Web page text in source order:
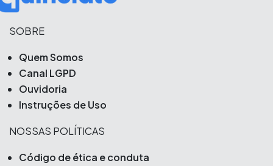
SOBRE
Quem Somos
Canal LGPD
Ouvidoria
Instruções de Uso
NOSSAS POLÍTICAS
Código de ética e conduta